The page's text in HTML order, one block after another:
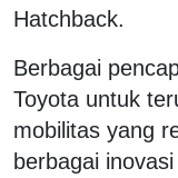
Hatchback.
Berbagai
Toyota untuk
mobilitas yang
berbagai